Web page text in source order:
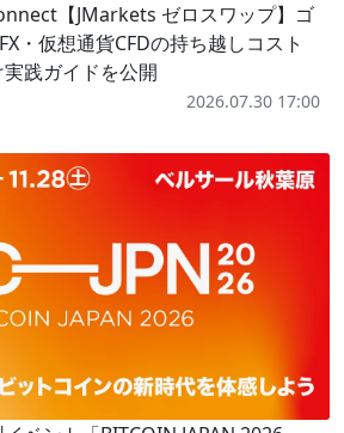
【JMarkets ゼロスワップ】ゴ
・仮想通貨CFDの持ち越しコスト
践ガイドを公開
2026.07.30 17:00